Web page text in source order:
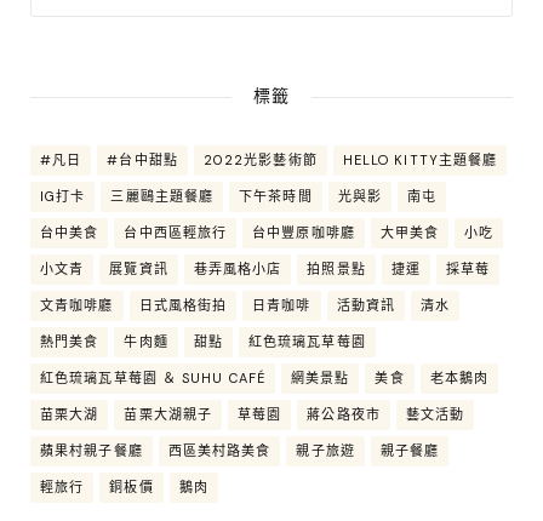
標籤
#凡日 #台中甜點 2022光影藝術節 HELLO KITTY主題餐廳
IG打卡 三麗鷗主題餐廳 下午茶時間 光與影 南屯
台中美食 台中西區輕旅行 台中豐原咖啡廳 大甲美食 小吃
小文青 展覽資訊 巷弄風格小店 拍照景點 捷運 採草莓
文青咖啡廳 日式風格街拍 日青咖啡 活動資訊 清水
熱門美食 牛肉麵 甜點 紅色琉璃瓦草莓園
紅色琉璃瓦草莓園 ＆ SUHU CAFÉ 網美景點 美食 老本鵝肉
苗栗大湖 苗栗大湖親子 草莓園 蔣公路夜市 藝文活動
蘋果村親子餐廳 西區美村路美食 親子旅遊 親子餐廳
輕旅行 銅板價 鵝肉